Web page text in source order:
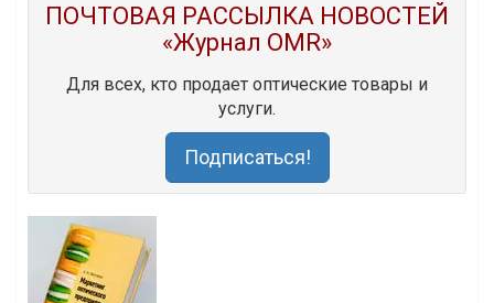
ПОЧТОВАЯ РАССЫЛКА НОВОСТЕЙ
«Журнал OMR»
Для всех, кто продает оптические товары и
услуги.
Подписаться!